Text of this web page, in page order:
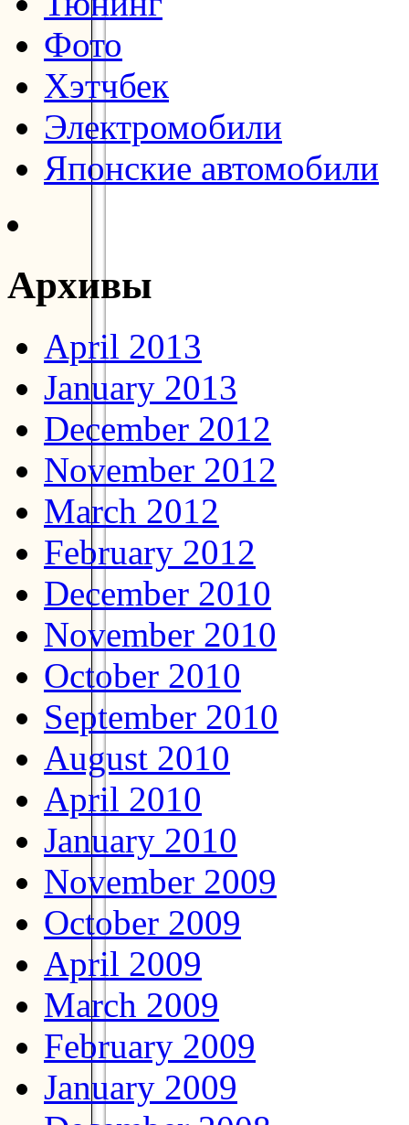
Фото
Хэтчбек
Электромобили
Японские автомобили
Архивы
April 2013
January 2013
December 2012
November 2012
March 2012
February 2012
December 2010
November 2010
October 2010
September 2010
August 2010
April 2010
January 2010
November 2009
October 2009
April 2009
March 2009
February 2009
January 2009